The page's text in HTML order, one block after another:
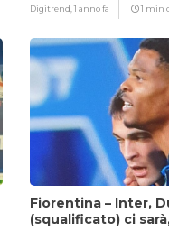
Digitrend,1 anno fa 1 min
Fiorentina – Inter,
(squalificato) ci